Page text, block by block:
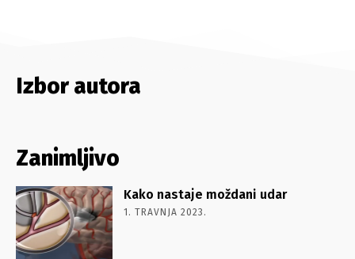
Izbor autora
Zanimljivo
Kako nastaje moždani udar
1. TRAVNJA 2023.